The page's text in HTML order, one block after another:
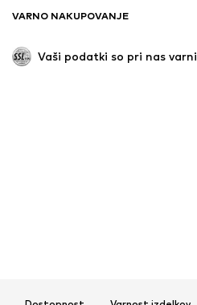
VARNO NAKUPOVANJE
Vaši podatki so pri nas varni